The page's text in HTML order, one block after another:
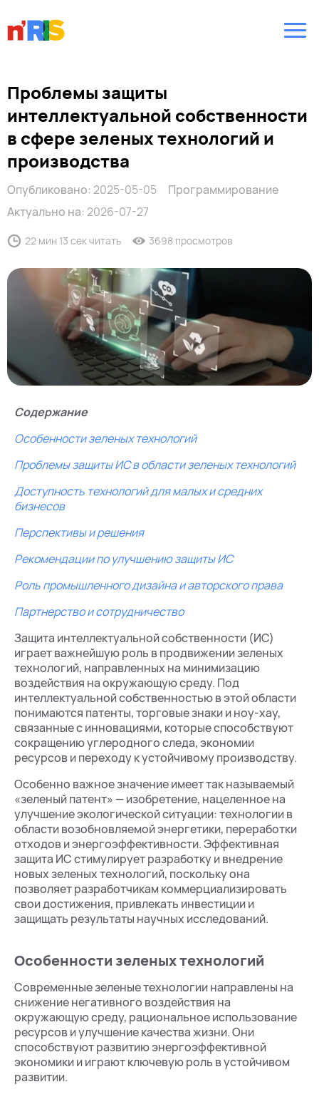
Проблемы защиты
интеллектуальной собственности
в сфере зеленых технологий и
производства
Опубликовано: 2025-05-05
Актуально на: 2026-07-27
Программирование
22 мин 13 сек читать 3698 просмотров
Содержание
Особенности зеленых технологий
Проблемы защиты ИС в области зеленых технологий
Доступность технологий для малых и средних
бизнесов
Перспективы и решения
Рекомендации по улучшению защиты ИС
Роль промышленного дизайна и авторского права
Партнерство и сотрудничество
Защита интеллектуальной собственности (ИС)
играет важнейшую роль в продвижении зеленых
технологий, направленных на минимизацию
воздействия на окружающую среду. Под
интеллектуальной собственностью в этой области
понимаются патенты, торговые знаки и ноу-хау,
связанные с инновациями, которые способствуют
сокращению углеродного следа, экономии
ресурсов и переходу к устойчивому производству.
Особенно важное значение имеет так называемый
«зеленый патент» — изобретение, нацеленное на
улучшение экологической ситуации: технологии в
области возобновляемой энергетики, переработки
отходов и энергоэффективности. Эффективная
защита ИС стимулирует разработку и внедрение
новых зеленых технологий, поскольку она
позволяет разработчикам коммерциализировать
свои достижения, привлекать инвестиции и
защищать результаты научных исследований.
Особенности зеленых технологий
Современные зеленые технологии направлены на
снижение негативного воздействия на
окружающую среду, рациональное использование
ресурсов и улучшение качества жизни. Они
способствуют развитию энергоэффективной
экономики и играют ключевую роль в устойчивом
развитии.